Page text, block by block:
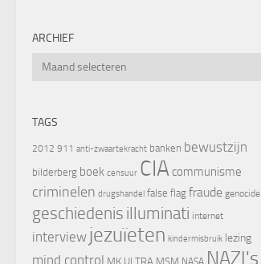
ARCHIEF
Archief
TAGS
2012 911 anti-zwaartekracht banken bewustzijn
bilderberg boek censuur CIA communisme
criminelen drugshandel false flag fraude genocide
geschiedenis illuminati internet
interview jezuïeten kindermisbruik lezing
mind control MK ULTRA MSM NASA NAZI's